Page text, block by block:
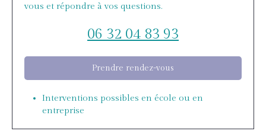
vous et répondre à vos questions.
06 32 04 83 93
Prendre rendez-vous
Interventions possibles en école ou en
entreprise